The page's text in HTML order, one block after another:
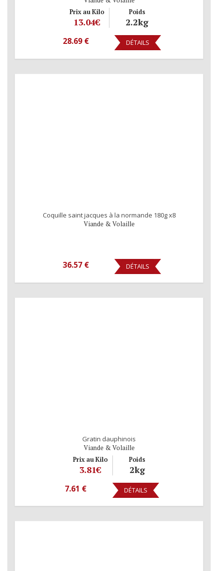
Prix au Kilo
13.04€
Poids
2.2kg
28.69 € DÉTAILS
Coquille saint jacques à la normande 180g x8
Viande & Volaille
36.57 € DÉTAILS
Gratin dauphinois
Viande & Volaille
Prix au Kilo
3.81€
Poids
2kg
7.61 € DÉTAILS